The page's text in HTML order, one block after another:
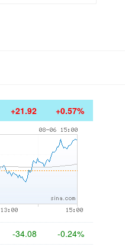
+21.92 +0.57%
-34.08 -0.24%